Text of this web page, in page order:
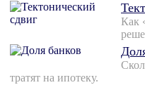
Как
тратят на ипотеку.